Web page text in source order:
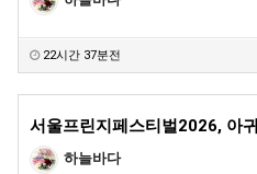
22시간 37분전
서울프린지페스티벌2026, 아귀
하늘바다